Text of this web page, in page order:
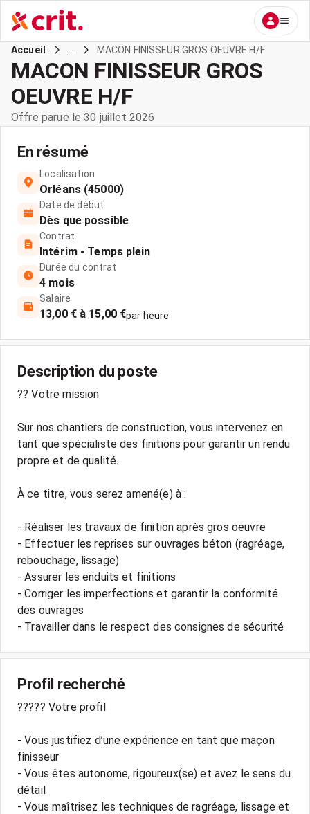
Accueil MACON FINISSEUR GROS OEUVRE H/F
MACON FINISSEUR GROS
OEUVRE H/F
Offre parue le 30 juillet 2026
En résumé
Localisation
Orléans (45000)
Date de début
Dès que possible
Contrat
Intérim - Temps plein
Durée du contrat
4 mois
Salaire
13,00 € à 15,00 €par heure
Description du poste
?? Votre mission
Sur nos chantiers de construction, vous intervenez en
tant que spécialiste des finitions pour garantir un rendu
propre et de qualité.
À ce titre, vous serez amené(e) à :
- Réaliser les travaux de finition après gros oeuvre
- Effectuer les reprises sur ouvrages béton (ragréage,
rebouchage, lissage)
- Assurer les enduits et finitions
- Corriger les imperfections et garantir la conformité
des ouvrages
- Travailler dans le respect des consignes de sécurité
Profil recherché
????? Votre profil
- Vous justifiez d’une expérience en tant que maçon
finisseur
- Vous êtes autonome, rigoureux(se) et avez le sens du
détail
- Vous maîtrisez les techniques de ragréage, lissage et